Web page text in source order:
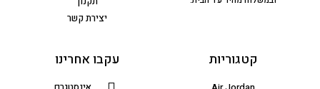
יצירת קשר
קטגוריות עקבו אחרינו